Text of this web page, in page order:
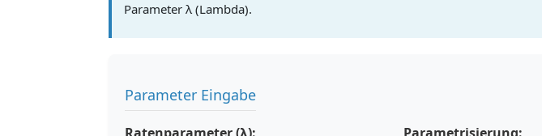
Parameter λ (Lambda).
Parameter Eingabe